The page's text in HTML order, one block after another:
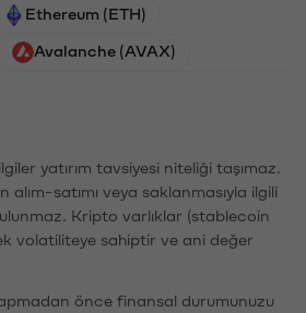
Ethereum (ETH)
Avalanche (AVAX)
yatırım tavsiyesi niteliği taşımaz.
alım-satımı veya saklanmasıyla ilgili
Kripto varlıklar (stablecoin
volatiliteye sahiptir ve ani değer
önce finansal durumunuzu